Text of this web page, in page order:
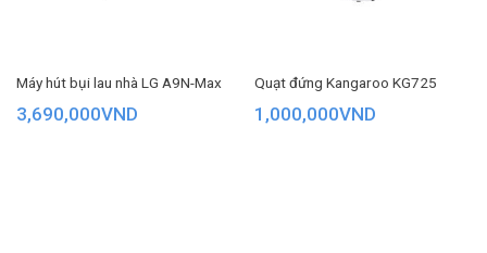
Máy hút bụi lau nhà LG A9N-Max
3,690,000VND
Quạt đứng Kangaroo KG725
1,000,000VND